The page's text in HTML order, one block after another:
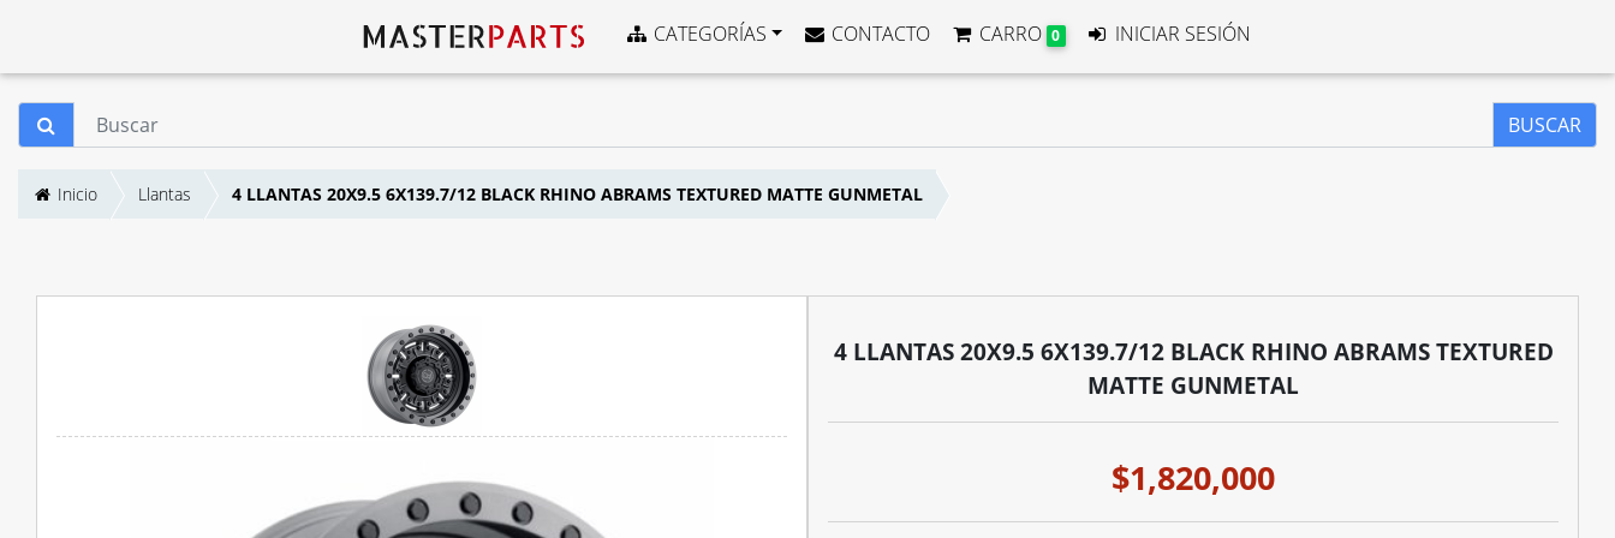
CATEGORÍAS CONTACTO CARRO 0 INICIAR SESIÓN
BUSCAR
Inicio Llantas 4 LLANTAS 20X9.5 6X139.7/12 BLACK RHINO ABRAMS TEXTURED MATTE GUNMETAL
4 LLANTAS 20X9.5 6X139.7/12 BLACK RHINO ABRAMS TEXTURED
MATTE GUNMETAL
$1,820,000